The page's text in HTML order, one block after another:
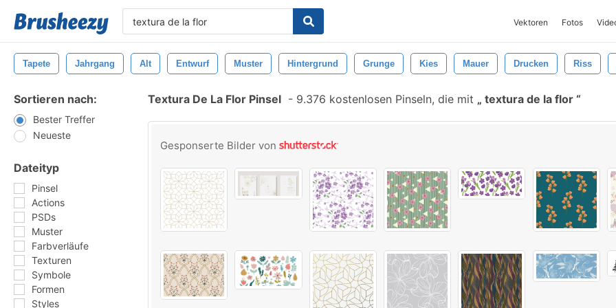
Vektoren Fotos
Tapete Jahrgang Alt Entwurf Muster Hintergrund Grunge Kies Mauer Drucken Riss
Sortieren nach:
Bester Treffer
Neueste
Dateityp
Pinsel
Actions
PSDs
Muster
Farbverläufe
Texturen
Symbole
Formen
Styles
Textura De La Flor Pinsel - 9.376 kostenlosen Pinseln, die mit textura de la flor
Gesponserte Bilder von